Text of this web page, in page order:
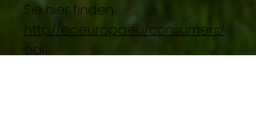
Sie hier finden
http://ec.europa.eu/consumers/
odr